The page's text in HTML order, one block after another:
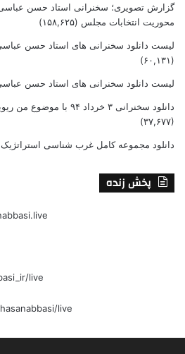
گزارش تصویری؛ سخنرانی استاد حسن عباسی
محوریت انتخابات مجلس (۱۵۸,۶۲۵)
لیست دانلود سخنرانی های استاد حسن عباسی &#۸۲۱۱;
(۶۰,۱۳۱)
لیست دانلود سخنرانی های استاد حسن عباسی –
دانلود سخنرانی ۳ خرداد ۹۴ با موضوع من ریویزیونیست‌ام، پس هستم!
(۳۷,۶۷۷)
دانلود مجموعه کامل غرب شناسی استراتژیک
پخش زنده
live
live